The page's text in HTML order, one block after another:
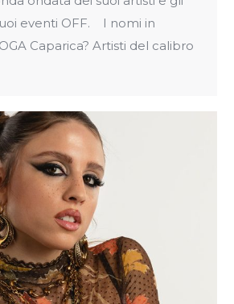
eventi OFF. I nomi in
Caparica? Artisti del calibro